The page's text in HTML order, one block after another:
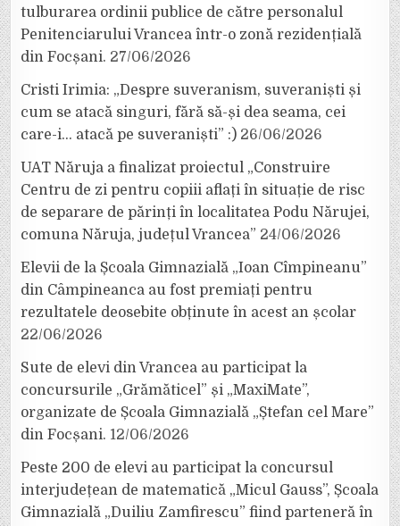
tulburarea ordinii publice de către personalul
Penitenciarului Vrancea într-o zonă rezidențială
din Focșani. 27/06/2026
Cristi Irimia: „Despre suveranism, suveraniști și
cum se atacă singuri, fără să-și dea seama, cei
care-i… atacă pe suveraniști” :) 26/06/2026
UAT Năruja a finalizat proiectul „Construire
Centru de zi pentru copiii aflați în situație de risc
de separare de părinți în localitatea Podu Nărujei,
comuna Năruja, județul Vrancea” 24/06/2026
Elevii de la Școala Gimnazială „Ioan Cîmpineanu”
din Câmpineanca au fost premiați pentru
rezultatele deosebite obținute în acest an școlar
22/06/2026
Sute de elevi din Vrancea au participat la
concursurile „Grămăticel” și „MaxiMate”,
organizate de Școala Gimnazială „Ștefan cel Mare”
din Focșani. 12/06/2026
Peste 200 de elevi au participat la concursul
interjudețean de matematică „Micul Gauss”, Școala
Gimnazială „Duiliu Zamfirescu” fiind parteneră în